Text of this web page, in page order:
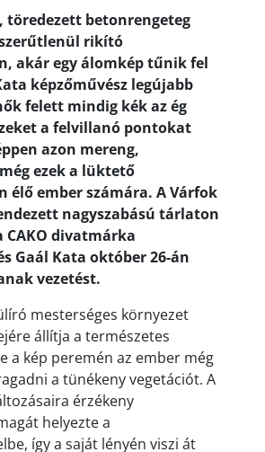
töredezett betonrengeteg
rikító
akár egy álomkép tűnik fel
képzőművész legújabb
felett mindig kék az ég
a felvillanó pontokat
azon mereng,
ezek a lüktető
élő ember számára. A Várfok
nagyszabású tárlaton
CAKO divatmárka
Gaál Kata október 26-án
vezetést.
mesterséges környezet
állítja a természetes
a kép peremén az ember még
a tünékeny vegetációt. A
érzékeny
helyezte a
így a saját lényén viszi át